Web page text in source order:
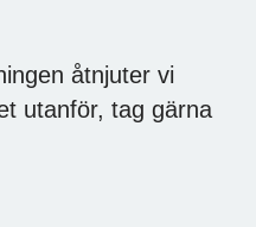
åtnjuter vi
utanför, tag gärna